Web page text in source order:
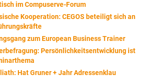
im Compuserve-Forum
Kooperation: CEGOS beteiligt sich an
zum European Business Trainer
Persönlichkeitsentwicklung ist
Hat Gruner + Jahr Adressenklau